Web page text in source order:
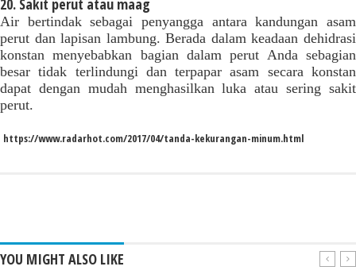
20. Sakit perut atau maag
Air bertindak sebagai penyangga antara kandungan asam
perut dan lapisan lambung. Berada dalam keadaan dehidrasi
konstan menyebabkan bagian dalam perut Anda sebagian
besar tidak terlindungi dan terpapar asam secara konstan
dapat dengan mudah menghasilkan luka atau sering sakit
perut.
https://www.radarhot.com/2017/04/tanda-kekurangan-minum.html
YOU MIGHT ALSO LIKE